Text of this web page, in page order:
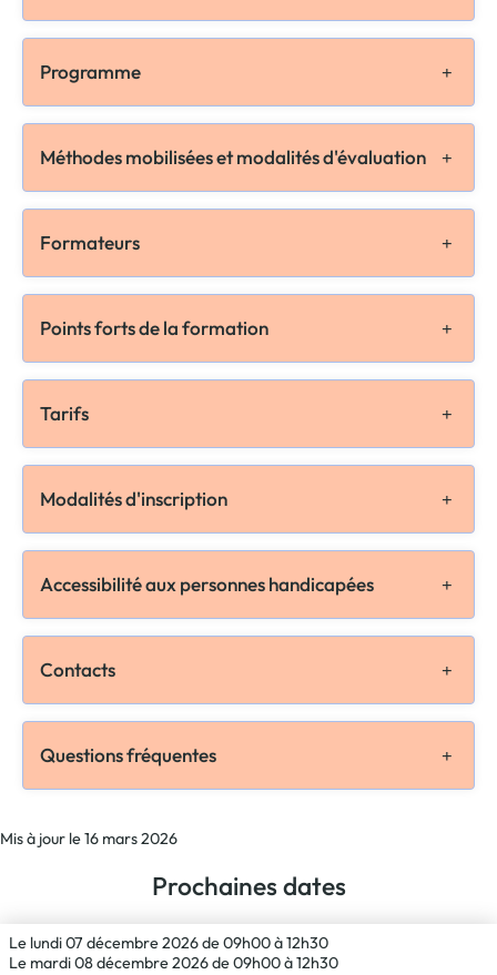
Programme
Méthodes mobilisées et modalités d'évaluation
Formateurs
Points forts de la formation
Tarifs
Modalités d'inscription
Accessibilité aux personnes handicapées
Contacts
Questions fréquentes
Mis à jour le 16 mars 2026
Prochaines dates
Le lundi 07 décembre 2026 de 09h00 à 12h30
Le mardi 08 décembre 2026 de 09h00 à 12h30